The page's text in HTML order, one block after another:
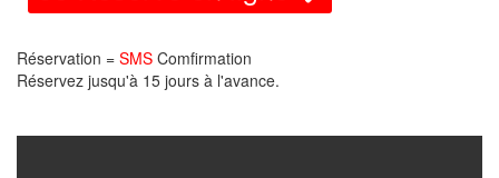
Réservation = SMS Comfirmation
Réservez jusqu'à 15 jours à l'avance.